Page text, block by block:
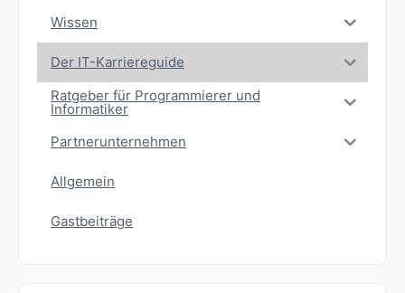
Wissen
Der IT-Karriereguide
Ratgeber für Programmierer und
Informatiker
Partnerunternehmen
Allgemein
Gastbeiträge